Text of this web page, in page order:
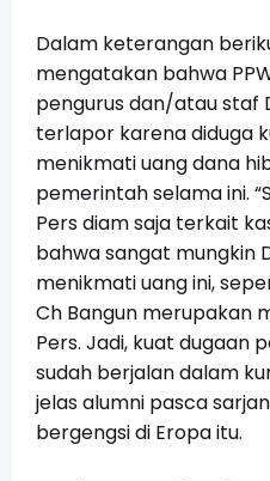
Dalam keterangan
mengatakan bahwa
pengurus dan/atau staf
terlapor karena diduga
menikmati uang dana
pemerintah selama ini.
Pers diam saja terkait
bahwa sangat mungkin
menikmati uang ini,
Ch Bangun merupakan
Pers. Jadi, kuat dugaan
sudah berjalan dalam
jelas alumni pasca
bergengsi di Eropa itu.